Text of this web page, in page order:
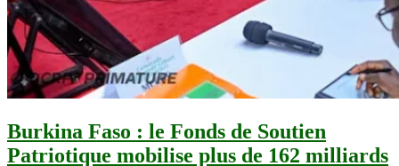
Burkina Faso : le Fonds de Soutien
Patriotique mobilise plus de 162 milliards